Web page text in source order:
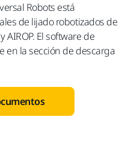
Robots está
de lijado robotizados de
AIROP. El software de
en la sección de descarga